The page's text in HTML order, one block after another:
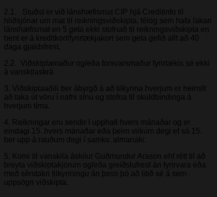
2.1. Stuðst er við lánshæfismat CIP hjá Creditinfo til
hliðsjónar um mat til reikningsviðskipta, félög sem hafa lakari
lánshæfismat en 5 geta ekki stofnað til reikningsviðskipta en
bent er á kreditkort/fyrirtækjakort sem geta gefið allt að 40
daga gjaldsfrest.
2.2. Viðskiptamaður og/eða forsvarsmaður fyrirtækis sé ekki
á vanskilaskrá
3. Viðskiptaaðili ber ábyrgð á að tilkynna hverjum er heimilt
að taka út vöru í nafni sínu og stofna til skuldbindinga á
hverjum tíma.
4. Reikningar eru sendir í upphafi hvers mánaðar og er
eindagi 15. hvers mánaðar eða þeim virkum degi ef sá 15.
ber upp á rauðum degi í samkv. almanaki.
5. Komi til vanskila áskilur Guðmundur Arason ehf rétt til að
breyta viðskiptakjörum og/eða greiðslufrest án fyrirvara eða
með sérstakri tilkynningu án þess þó að litið sé á sem
uppsögn viðskipta.